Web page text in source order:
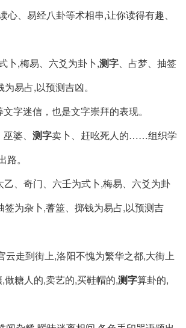
心、易经八卦等术相串,让你读得有趣、
卜,梅易、六爻为卦卜,测字、占梦、抽签
易占,以预测吉凶。
文字迷信，也是文字崇拜的表现。
婆、 测字卖卜、赶吆死人的……组织学
。
乙、奇门、六壬为式卜,梅易、六爻为卦
签为杂卜,蓍筮、掷钱为易占,以预测吉
云走到街上,洛阳不愧为繁华之都,大街上
做糖人的,卖艺的,买鞋帽的,测字算卦的,